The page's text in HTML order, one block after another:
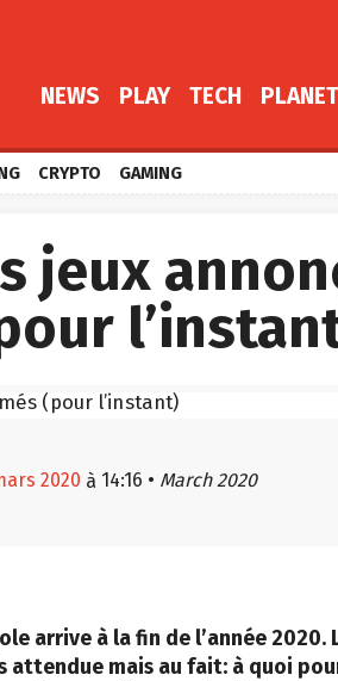
NEWS PLAY TECH PLANET
CRYPTO GAMING
jeux
2020 à 14:16 • March 2020
arrive à la fin de l’année
attendue mais au fait: à quoi